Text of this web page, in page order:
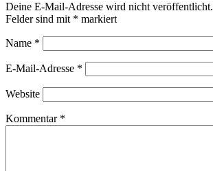
Deine E-Mail-Adresse wird nicht veröffentlicht.
Felder sind mit * markiert
Name *
E-Mail-Adresse *
Website
Kommentar *